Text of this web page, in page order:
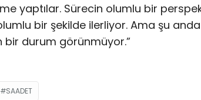
yaptılar. Sürecin olumlu bir
bir şekilde ilerliyor. Ama şu
bir durum görünmüyor.”
SAADET